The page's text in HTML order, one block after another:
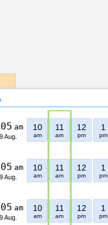
05 am
Aug.
10
am
11
am
12
pm
1
pm
05 am
Aug.
10
am
11
am
12
pm
1
pm
05 am
Aug.
10
am
11
am
12
pm
1
pm